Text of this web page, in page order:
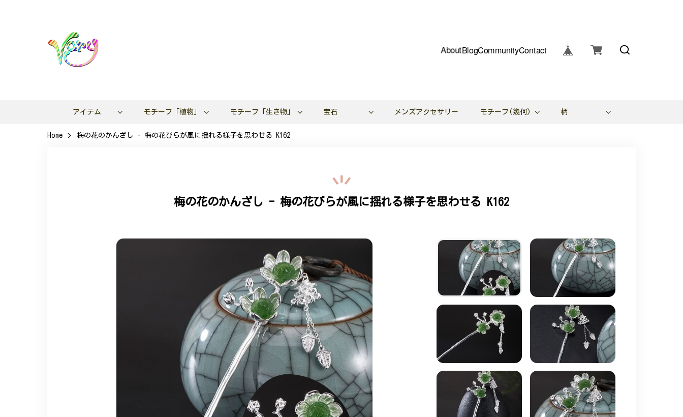
AboutBlogCommunityContact
アイテム モチーフ「植物」 モチーフ「生き物」 宝石 メンズアクセサリー モチーフ(幾何) 柄
Home 梅の花のかんざし - 梅の花びらが風に揺れる様子を思わせる K162
梅の花のかんざし - 梅の花びらが風に揺れる様子を思わせる K162